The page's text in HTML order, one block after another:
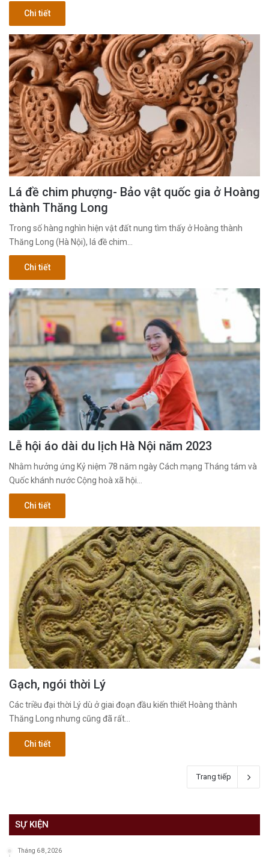
Chi tiết
Lá đề chim phượng- Bảo vật quốc gia ở Hoàng
thành Thăng Long
Trong số hàng nghìn hiện vật đất nung tìm thấy ở Hoàng thành
Thăng Long (Hà Nội), lá đề chim…
Chi tiết
Lễ hội áo dài du lịch Hà Nội năm 2023
Nhằm hưởng ứng Kỷ niệm 78 năm ngày Cách mạng Tháng tám và
Quốc khánh nước Cộng hoà xã hội…
Chi tiết
Gạch, ngói thời Lý
Các triều đại thời Lý dù ở giai đoạn đầu kiến thiết Hoàng thành
Thăng Long nhưng cũng đã rất…
Chi tiết
Trang tiếp
SỰ KIỆN
Tháng 6 8, 2026